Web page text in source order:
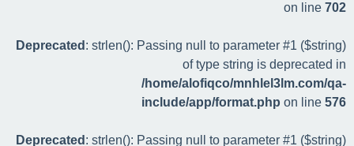
on line 702
Deprecated : strlen(): Passing null to parameter #1 ($string)
of type string is deprecated in
/home/alofiqco/mnhlel3lm.com/qa-
include/app/format.php on line 576
Deprecated : strlen(): Passing null to parameter #1 ($string)